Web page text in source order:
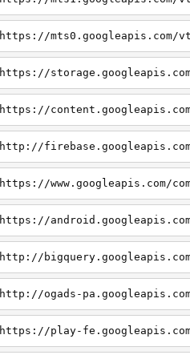
https://mts0.googleapis.com/vt
https://
https://
http://
https://www.googleapis.com/
https://
http://
http://ogads-
https://play-